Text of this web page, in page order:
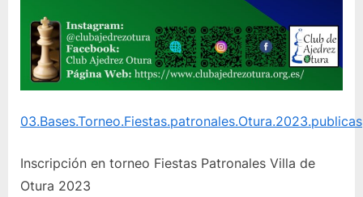
03.Bases.Torneo.Fiestas.patronales.Otura.2023.publicas
Inscripción en torneo Fiestas Patronales Villa de
Otura 2023